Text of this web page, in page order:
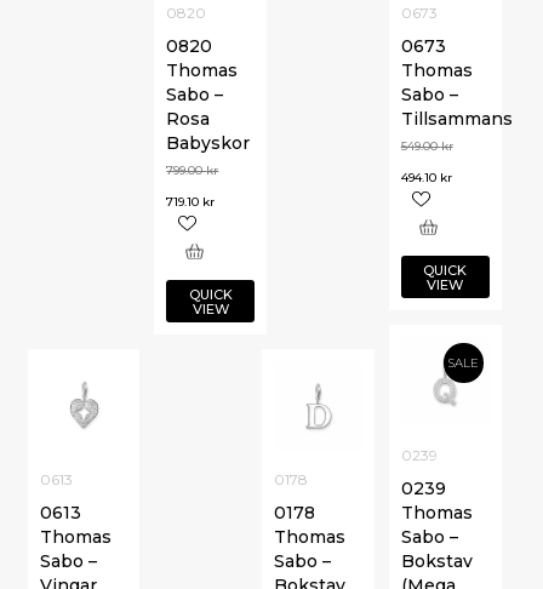
0673
0673
Thomas
Sabo –
Tillsammans
549.00kr
494.10 kr
QUICK
VIEW
0820
0820
Thomas
Sabo –
Rosa
Babyskor
799.00kr
719.10 kr
QUICK
VIEW
SALE
0239
0239
Thomas
Sabo –
Bokstav
0613
0613
Thomas
Sabo –
0178
0178
Thomas
Sabo –